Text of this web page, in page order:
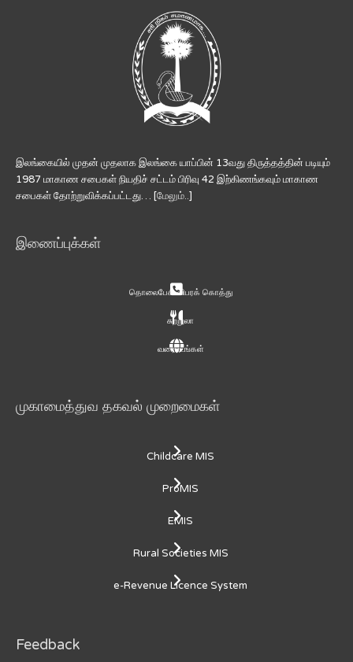
இலங்கையில் முதன் முதலாக இலங்கை யாப்பின் 13வது திருத்தத்தின் படியும்
1987 மாகாண சபைகள் நியதிச் சட்டம் பிரிவு 42 இற்கிணங்கவும் மாகாண
சபைகள் தோற்றுவிக்கப்பட்டது… [மேலும்..]
இணைப்புக்கள்
தொலைபேசி விபரக் கொத்து
சுற்றுலா
வரைபடங்கள்
முகாமைத்துவ தகவல் முறைமைகள்
Childcare MIS
ProMIS
EMIS
Rural Societies MIS
e-Revenue Licence System
Feedback